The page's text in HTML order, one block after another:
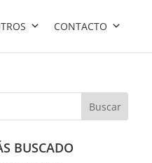
CONTACTO
Buscar
BUSCADO